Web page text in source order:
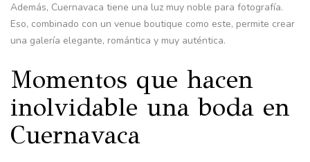
Además, Cuernavaca tiene una luz muy noble para fotografía.
Eso, combinado con un venue boutique como este, permite crear
una galería elegante, romántica y muy auténtica.
Momentos que hacen
inolvidable una boda en
Cuernavaca